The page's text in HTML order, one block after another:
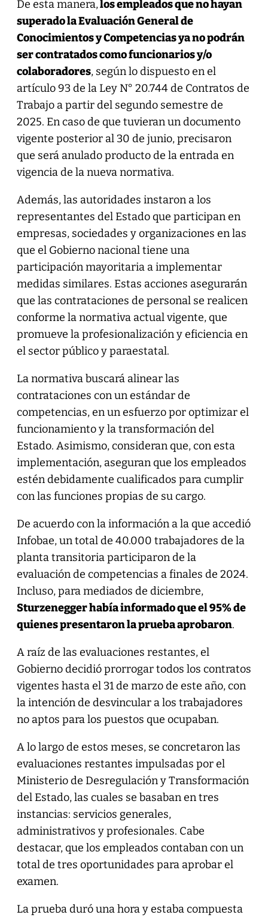
De esta manera,los empleados que no hayan
superado la Evaluación General de
Conocimientos y Competencias ya no podrán
ser contratados como funcionarios y/o
colaboradores, según lo dispuesto en el
artículo 93 de la Ley N° 20.744 de Contratos de
Trabajo a partir del segundo semestre de
2025. En caso de que tuvieran un documento
vigente posterior al 30 de junio, precisaron
que será anulado producto de la entrada en
vigencia de la nueva normativa.
Además, las autoridades instaron a los
representantes del Estado que participan en
empresas, sociedades y organizaciones en las
que el Gobierno nacional tiene una
participación mayoritaria a implementar
medidas similares. Estas acciones asegurarán
que las contrataciones de personal se realicen
conforme la normativa actual vigente, que
promueve la profesionalización y eficiencia en
el sector público y paraestatal.
La normativa buscará alinear las
contrataciones con un estándar de
competencias, en un esfuerzo por optimizar el
funcionamiento y la transformación del
Estado. Asimismo, consideran que, con esta
implementación, aseguran que los empleados
estén debidamente cualificados para cumplir
con las funciones propias de su cargo.
De acuerdo con la información a la que accedió
Infobae, un total de 40.000 trabajadores de la
planta transitoria participaron de la
evaluación de competencias a finales de 2024.
Incluso, para mediados de diciembre,
Sturzenegger había informado que el 95% de
quienes presentaron la prueba aprobaron.
A raíz de las evaluaciones restantes, el
Gobierno decidió prorrogar todos los contratos
vigentes hasta el 31 de marzo de este año, con
la intención de desvincular a los trabajadores
no aptos para los puestos que ocupaban.
A lo largo de estos meses, se concretaron las
evaluaciones restantes impulsadas por el
Ministerio de Desregulación y Transformación
del Estado, las cuales se basaban en tres
instancias: servicios generales,
administrativos y profesionales. Cabe
destacar, que los empleados contaban con un
total de tres oportunidades para aprobar el
examen.
La prueba duró una hora y estaba compuesta